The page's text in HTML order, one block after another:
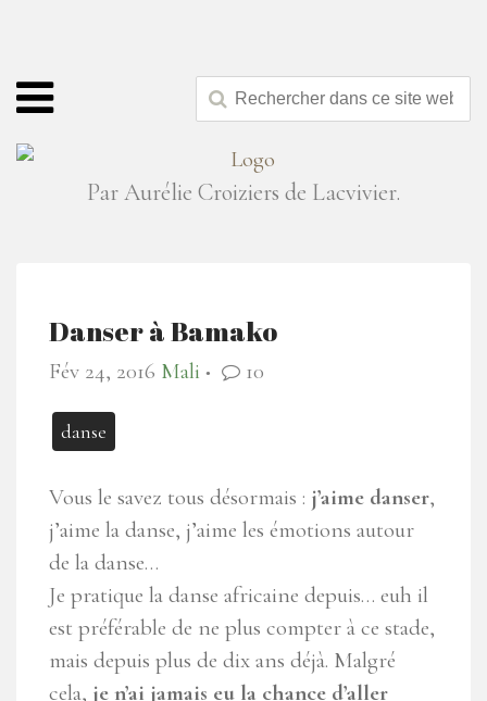
Par Aurélie Croiziers de Lacvivier.
Danser à Bamako
Fév 24, 2016 Mali ● 10
danse
Vous le savez tous désormais : j’aime danser,
j’aime la danse, j’aime les émotions autour
de la danse…
Je pratique la danse africaine depuis… euh il
est préférable de ne plus compter à ce stade,
mais depuis plus de dix ans déjà. Malgré
cela, je n’ai jamais eu la chance d’aller